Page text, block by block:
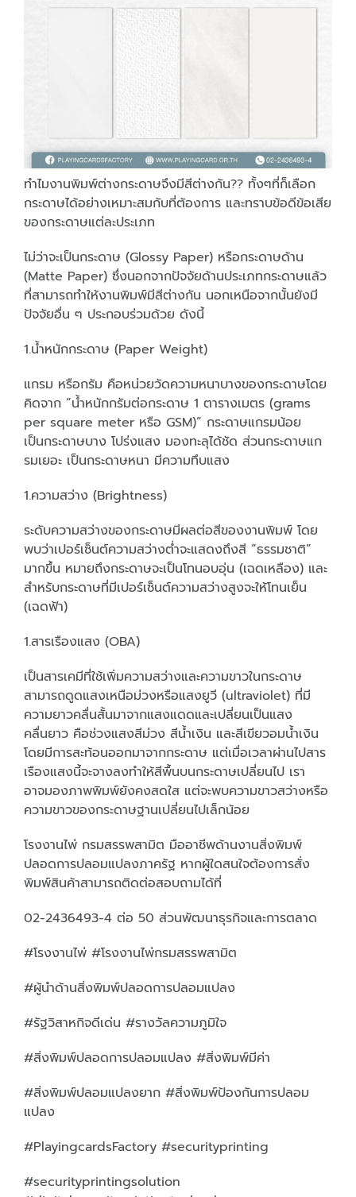
ทำไมงานพิมพ์ต่างกระดาษจึงมีสีต่างกัน?? ทั้งๆที่ก็เลือก
กระดาษได้อย่างเหมาะสมกับที่ต้องการ และทราบข้อดีข้อเสีย
ของกระดาษแต่ละประเภท
ไม่ว่าจะเป็นกระดาษ (Glossy Paper) หรือกระดาษด้าน
(Matte Paper) ซึ่งนอกจากปัจจัยด้านประเภทกระดาษแล้ว
ที่สามารถทำให้งานพิมพ์มีสีต่างกัน นอกเหนือจากนั้นยังมี
ปัจจัยอื่น ๆ ประกอบร่วมด้วย ดังนี้
1.น้ำหนักกระดาษ (Paper Weight)
แกรม หรือกรัม คือหน่วยวัดความหนาบางของกระดาษโดย
คิดจาก “น้ำหนักกรัมต่อกระดาษ 1 ตารางเมตร (grams
per square meter หรือ GSM)” กระดาษแกรมน้อย
เป็นกระดาษบาง โปร่งแสง มองทะลุได้ชัด ส่วนกระดาษแก
รมเยอะ เป็นกระดาษหนา มีความทึบแสง
1.ความสว่าง (Brightness)
ระดับความสว่างของกระดาษมีผลต่อสีของงานพิมพ์ โดย
พบว่าเปอร์เซ็นต์ความสว่างต่ำจะแสดงถึงสี “ธรรมชาติ”
มากขึ้น หมายถึงกระดาษจะเป็นโทนอบอุ่น (เฉดเหลือง) และ
สำหรับกระดาษที่มีเปอร์เซ็นต์ความสว่างสูงจะให้โทนเย็น
(เฉดฟ้า)
1.สารเรืองแสง (OBA)
เป็นสารเคมีที่ใช้เพิ่มความสว่างและความขาวในกระดาษ
สามารถดูดแสงเหนือม่วงหรือแสงยูวี (ultraviolet) ที่มี
ความยาวคลื่นสั้นมาจากแสงแดดและเปลี่ยนเป็นแสง
คลื่นยาว คือช่วงแสงสีม่วง สีน้ำเงิน และสีเขียวอมน้ำเงิน
โดยมีการสะท้อนออกมาจากกระดาษ แต่เมื่อเวลาผ่านไปสาร
เรืองแสงนี้จะจางลงทำให้สีพื้นบนกระดาษเปลี่ยนไป เรา
อาจมองภาพพิมพ์ยังคงสดใส แต่จะพบความขาวสว่างหรือ
ความขาวของกระดาษฐานเปลี่ยนไปเล็กน้อย
โรงงานไพ่ กรมสรรพสามิต มืออาชีพด้านงานสิ่งพิมพ์
ปลอดการปลอมแปลงภาครัฐ หากผู้ใดสนใจต้องการสั่ง
พิมพ์สินค้าสามารถติดต่อสอบถามได้ที่
02-2436493-4 ต่อ 50 ส่วนพัฒนาธุรกิจและการตลาด
#โรงงานไพ่ #โรงงานไพ่กรมสรรพสามิต
#ผู้นำด้านสิ่งพิมพ์ปลอดการปลอมแปลง
#รัฐวิสาหกิจดีเด่น #รางวัลความภูมิใจ
#สิ่งพิมพ์ปลอดการปลอมแปลง #สิ่งพิมพ์มีค่า
#สิ่งพิมพ์ปลอมแปลงยาก #สิ่งพิมพ์ป้องกันการปลอม
แปลง
#PlayingcardsFactory #securityprinting
#securityprintingsolution